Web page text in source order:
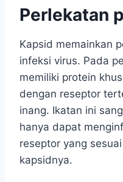
Perlekatan
Kapsid memainkan
infeksi virus. Pada
memiliki protein
dengan reseptor
inang. Ikatan ini
hanya dapat
reseptor yang
kapsidnya.